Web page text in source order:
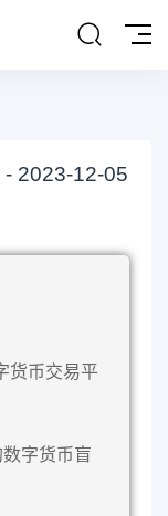
- 2023-12-05
货币交易平
字货币盲